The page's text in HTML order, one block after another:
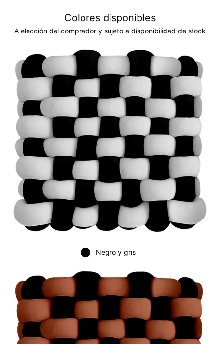
Colores disponibles
A elección del comprador y sujeto a disponibilidad de stock
Negro y gris